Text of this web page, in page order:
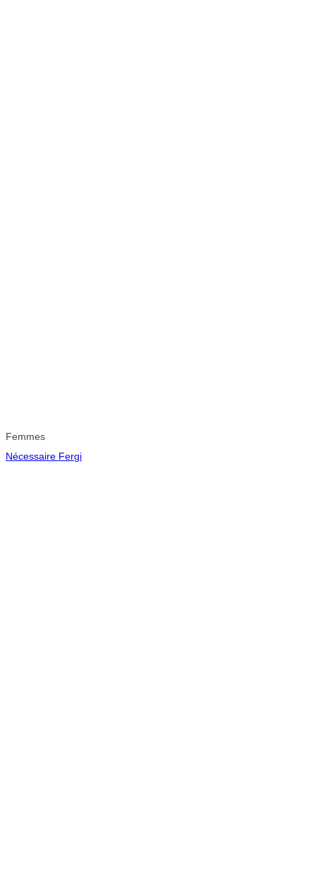
Femmes
Nécessaire Fergi